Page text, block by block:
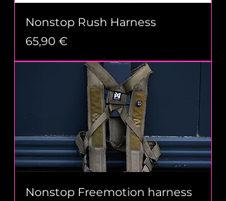
Nonstop Rush Harness
Prix
65,90 €
Nonstop Freemotion harness